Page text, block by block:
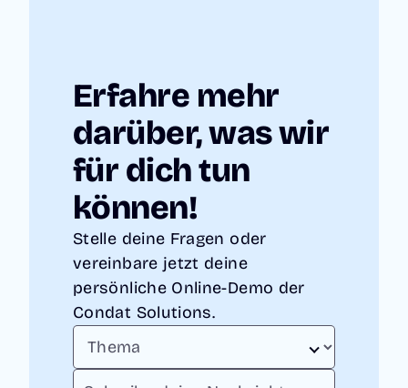
Erfahre mehr
darüber, was wir
für dich tun
können!
Stelle deine Fragen oder
vereinbare jetzt deine
persönliche Online-Demo der
Condat Solutions.